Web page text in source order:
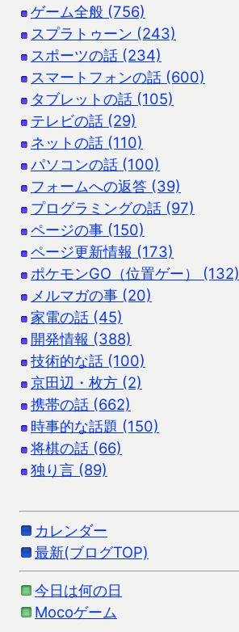
ゲーム全般 (756)
スプラトゥーン (243)
スポーツの話 (234)
スマートフォンの話 (600)
タブレットの話 (105)
テレビの話 (29)
ネットの話 (110)
パソコンの話 (100)
フォームへの返答 (39)
プログラミングの話 (97)
ページの事 (150)
ページ更新情報 (173)
ポケモンGO（位置ゲー） (132)
メルマガの事 (20)
家電の話 (45)
開発情報 (388)
技術的な話 (100)
京田辺・枚方 (2)
携帯の話 (662)
時事的な話題 (150)
将棋の話 (66)
独り言 (89)
カレンダー
最新(ブログTOP)
今日は何の日
Mocoゲーム